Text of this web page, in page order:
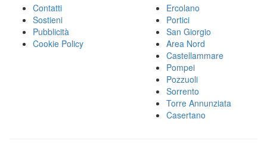
Contatti
Sostieni
Pubblicità
Cookie Policy
Ercolano
Portici
San Giorgio
Area Nord
Castellammare
Pompei
Pozzuoli
Sorrento
Torre Annunziata
Casertano